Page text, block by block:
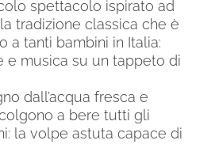
spettacolo ispirato ad
tradizione classica che è
a tanti bambini in Italia:
e musica su un tappeto di
dall’acqua fresca e
a bere tutti gli
la volpe astuta capace di